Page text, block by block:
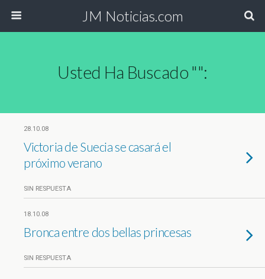
JM Noticias.com
Usted Ha Buscado "":
28.10.08
Victoria de Suecia se casará el
próximo verano
SIN RESPUESTA
18.10.08
Bronca entre dos bellas princesas
SIN RESPUESTA